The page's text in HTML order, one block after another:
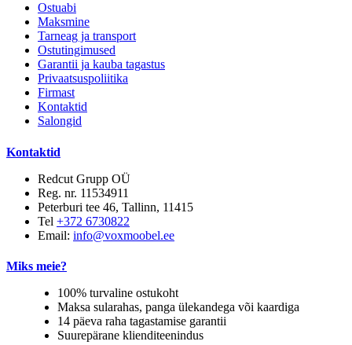
Ostuabi
Maksmine
Tarneag ja transport
Ostutingimused
Garantii ja kauba tagastus
Privaatsuspoliitika
Firmast
Kontaktid
Salongid
Kontaktid
Redcut Grupp OÜ
Reg. nr. 11534911
Peterburi tee 46, Tallinn, 11415
Tel +372 6730822
Email: info@voxmoobel.ee
Miks meie?
100% turvaline ostukoht
Maksa sularahas, panga ülekandega või kaardiga
14 päeva raha tagastamise garantii
Suurepärane klienditeenindus